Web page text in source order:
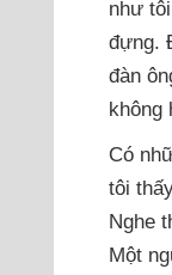
như
đựng.
đàn
không
Có
tôi
Nghe
Một